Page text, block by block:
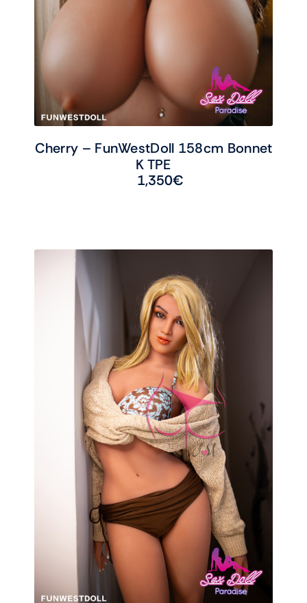
Cherry – FunWestDoll 158cm Bonnet
K TPE
1,350€